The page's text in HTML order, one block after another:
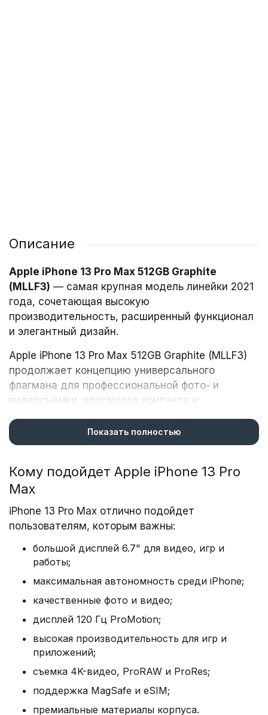
Описание
Apple iPhone 13 Pro Max 512GB Graphite
(MLLF3) — самая крупная модель линейки 2021
года, сочетающая высокую
производительность, расширенный функционал
и элегантный дизайн.
Apple iPhone 13 Pro Max 512GB Graphite (MLLF3)
продолжает концепцию универсального
флагмана для профессиональной фото- и
видеосъемки, просмотра контента и
фото- и видеооператорам, блогерам, геймерам
и пользователям, ценящим премиальные
Дизайн и размеры
Корпус выполнен из закаленного стекла и
хирургической нержавеющей стали. Толщина
составляет 7,7 мм, вес — около 240 г. Защита
Передняя панель покрыта Ceramic Shield для
повышенной прочности.
Дисплей 6,7″ Super Retina XDR
OLED-экран с разрешением 2778×1284 пикселей
поддерживает адаптивную частоту 10–120 Гц
Показать полностью
Кому подойдет Apple iPhone 13 Pro
Max
iPhone 13 Pro Max отлично подойдет
пользователям, которым важны:
большой дисплей 6.7" для видео, игр и
работы;
максимальная автономность среди iPhone;
качественные фото и видео;
дисплей 120 Гц ProMotion;
высокая производительность для игр и
приложений;
съемка 4K-видео, ProRAW и ProRes;
поддержка MagSafe и eSIM;
премиальные материалы корпуса.